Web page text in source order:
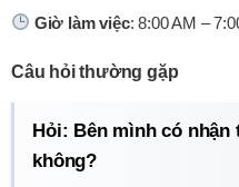
Giờ làm việc: 8:00 AM –
Câu hỏi thường gặp
Hỏi: Bên mình có nhận
không?